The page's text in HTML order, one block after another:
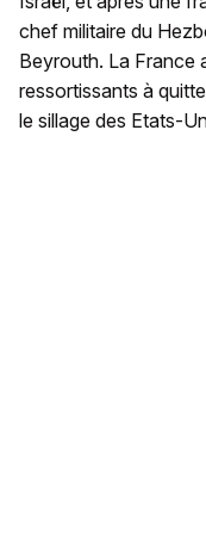
chef militaire du
Beyrouth. La France
ressortissants à
le sillage des Etats-